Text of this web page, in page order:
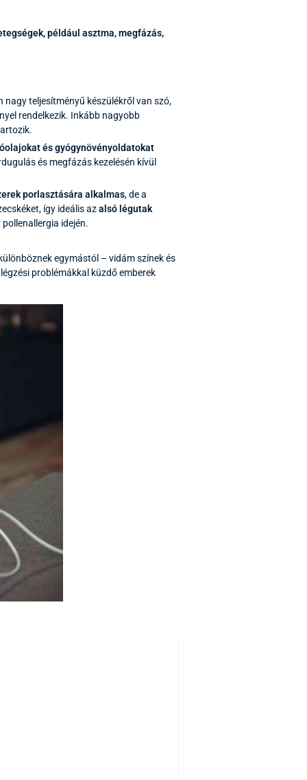
például asztma, megfázás,
nagy teljesítményű készülékről van szó,
rendelkezik. Inkább nagyobb
és gyógynövényoldatokat
és megfázás kezelésén kívül
porlasztására alkalmas, de a
így ideális azalsó légutak
idején.
egymástól – vidám színek és
problémákkal küzdő emberek